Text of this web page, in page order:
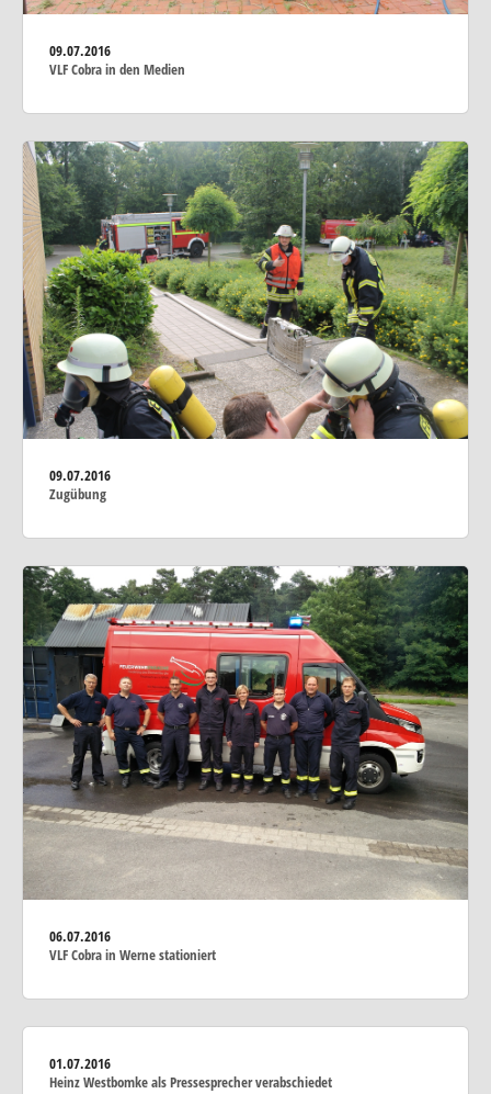
09.07.2016
VLF Cobra in den Medien
09.07.2016
Zugübung
06.07.2016
VLF Cobra in Werne stationiert
01.07.2016
Heinz Westbomke als Pressesprecher verabschiedet